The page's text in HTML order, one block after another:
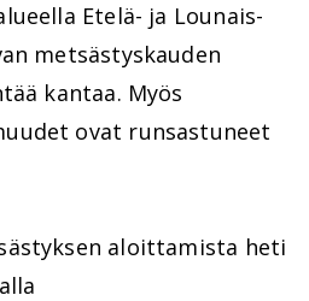
Etelä- ja Lounais-
metsästyskauden
kantaa. Myös
ovat runsastuneet
aloittamista heti